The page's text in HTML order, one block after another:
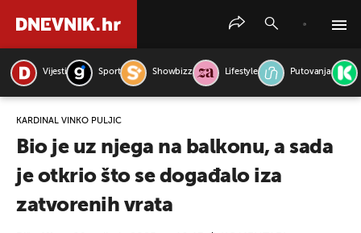
Vijesti Sport Showbizz Lifestyle Putovanja
KARDINAL VINKO PULJIĆ
Bio je uz njega na balkonu, a sada
je otkrio što se događalo iza
zatvorenih vrata
PRETRAŽITE VIJESTI